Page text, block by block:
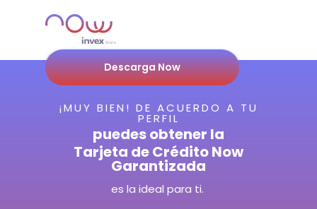
Descarga Now
¡MUY BIEN! DE ACUERDO A TU
PERFIL
puedes obtener la
Tarjeta de Crédito Now
Garantizada
es la ideal para ti.